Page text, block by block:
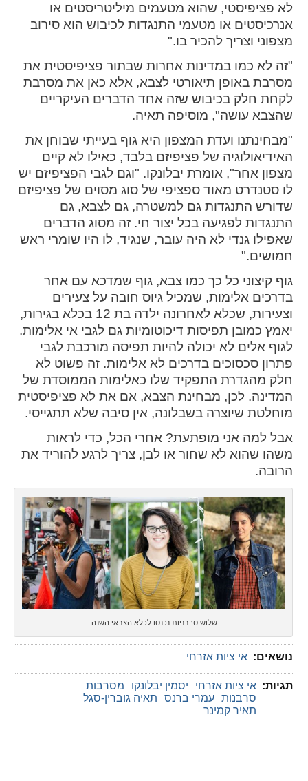
לא פציפיסטי, שהוא מטעמים מיליטריסטים או
אנרכיסטים או מטעמי התנגדות לכיבוש הוא סירוב
מצפוני וצריך להכיר בו."
"זה לא כמו במדינות אחרות שבתור פציפיסטית את
מסרבת באופן תיאורטי לצבא, אלא כאן את מסרבת
לקחת חלק בכיבוש שזה אחד הדברים העיקריים
שהצבא עושה", מוסיפה תאיה.
"מבחינתנו ועדת המצפון היא גוף בעייתי שבוחן את
האידיאולוגיה של פציפיזם בלבד, כאילו לא קיים
מצפון אחר", אומרת יבלונקו. "וגם לגבי הפציפיזם יש
לו סטנדרט מאוד ספציפי של סוג מסוים של פציפיזם
שדורש התנגדות גם למשטרה, גם לצבא, גם
התנגדות לפגיעה בכל יצור חי. זה מסוג הדברים
שאפילו גנדי לא היה עובר, שנגיד, לו היו שומרי ראש
חמושים."
גוף קיצוני כל כך כמו צבא, גוף שמדכא עם אחר
בדרכים אלימות, שמכיל גיוס חובה על צעירים
וצעירות, שכלא לאחרונה ילדה בת 12 בכלא בגירות,
יאמץ כמובן תפיסות דיכוטומיות גם לגבי אי אלימות.
לגוף אלים לא יכולה להיות תפיסה מורכבת לגבי
פתרון סכסוכים בדרכים לא אלימות. זה פשוט לא
חלק מהגדרת התפקיד שלו כאלימות הממוסדת של
המדינה. לכן, מבחינת הצבא, אם את לא פציפיסטית
מוחלטת שיוצרה בשבלונה, אין סיבה שלא תתגייסי.
אבל למה אני מופתעת? אחרי הכל, כדי לראות
משהו שהוא לא שחור או לבן, צריך לרגע להוריד את
הרובה.
שלוש סרבניות נכנסו לכלא הצבאי השנה.
נושאים: אי ציות אזרחי
תגיות: אי ציות אזרחי יסמין יבלונקו
מסרבות
סרבנות
עמרי ברנס
תאיה גוברין-סגל
תאיר קמינר